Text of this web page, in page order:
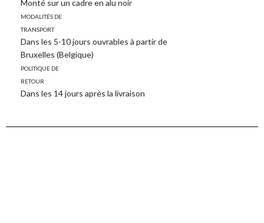
Monté sur un cadre en alu noir
Modalités de
transport
Dans les 5-10 jours ouvrables à partir de
Bruxelles (Belgique)
Politique de
retour
Dans les 14 jours après la livraison